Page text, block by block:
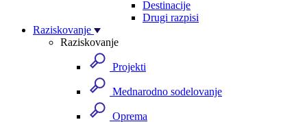
Destinacije
Drugi razpisi
Raziskovanje
Raziskovanje
Projekti
Mednarodno sodelovanje
Oprema